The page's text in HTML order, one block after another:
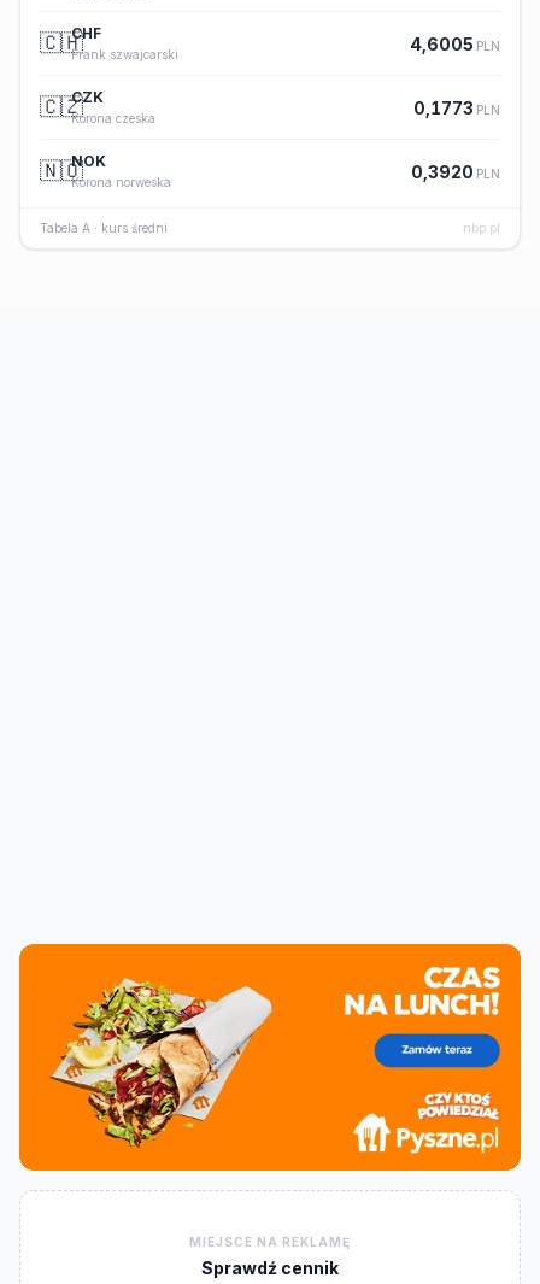
🇨🇭CHF
Frank szwajcarski
4,6005 PLN
🇨🇿CZK
Korona czeska
0,1773 PLN
🇳🇴NOK
Korona norweska
0,3920 PLN
Tabela A · kurs średni nbp.pl
MIEJSCE NA REKLAMĘ
Sprawdź cennik